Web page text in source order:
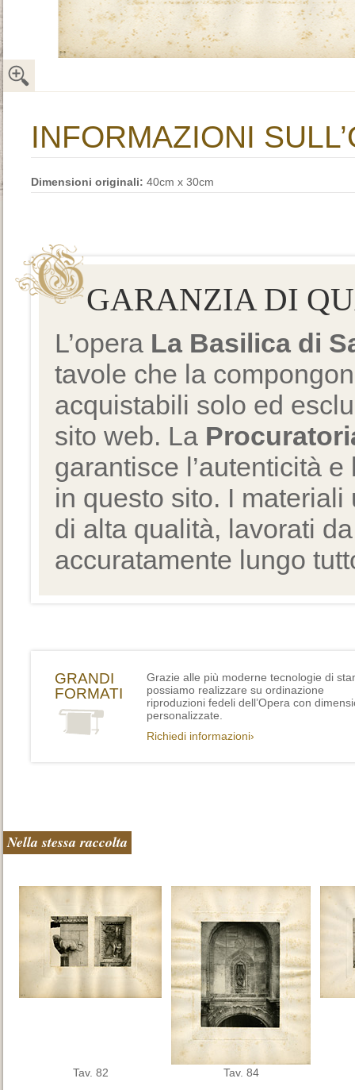
INFORMAZIONI
Dimensioni originali: 40cm x 30cm
GARANZIA DI
L’opera La Basilica di
tavole che la
acquistabili solo ed
sito web. La
garantisce l’autenticità
in questo sito. I
di alta qualità, lavorati
accuratamente lungo
GRANDI
FORMATI
Grazie alle più moderne tecnologie di
possiamo realizzare su ordinazione
riproduzioni fedeli dell’Opera con
personalizzate.
Richiedi informazioni›
Nella stessa raccolta
Tav. 82 Tav. 84